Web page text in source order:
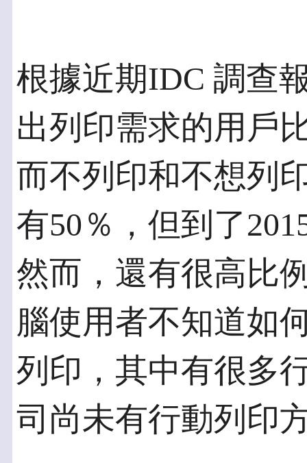
根據近期IDC 調查
出列印需求的用戶
而不列印和不想列
有50％，但到了
然而，還有很高比
腦使用者不知道如
列印，其中有很多
司尚未有行動列印